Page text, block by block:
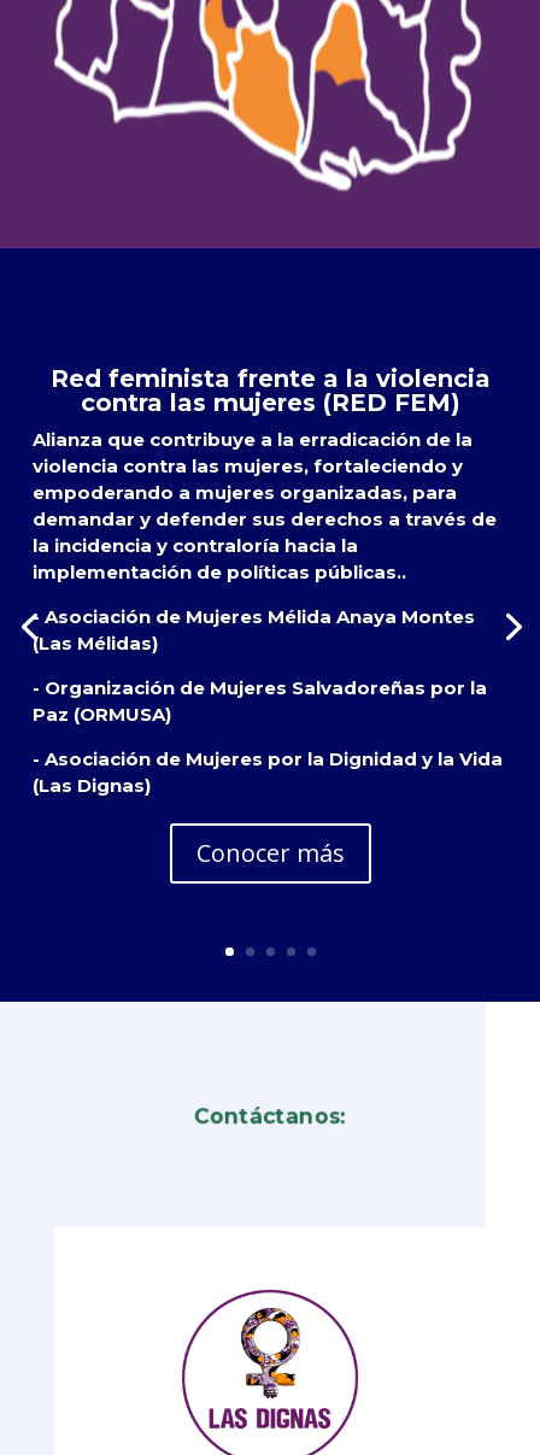
Red feminista frente a la violencia
contra las mujeres (RED FEM)
Alianza que contribuye a la erradicación de la
violencia contra las mujeres, fortaleciendo y
empoderando a mujeres organizadas, para
demandar y defender sus derechos a través de
la incidencia y contraloría hacia la
implementación de políticas públicas..
- Asociación de Mujeres Mélida Anaya Montes
(Las Mélidas)
- Organización de Mujeres Salvadoreñas por la
Paz (ORMUSA)
- Asociación de Mujeres por la Dignidad y la Vida
(Las Dignas)
Conocer más
Contáctanos: